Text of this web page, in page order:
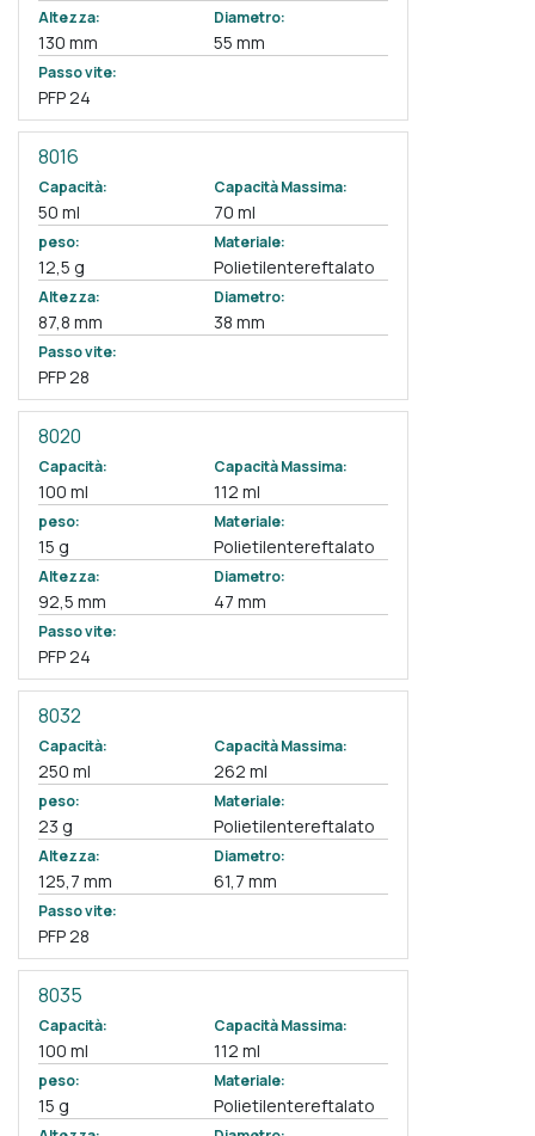
Altezza:
130 mm
Diametro:
55 mm
Passo vite:
PFP 24
8016
Capacità:
50 ml
Capacità Massima:
70 ml
peso:
12,5 g
Materiale:
Polietilentereftalato
Altezza:
87,8 mm
Diametro:
38 mm
Passo vite:
PFP 28
8020
Capacità:
100 ml
Capacità Massima:
112 ml
peso:
15 g
Materiale:
Polietilentereftalato
Altezza:
92,5 mm
Diametro:
47 mm
Passo vite:
PFP 24
8032
Capacità:
250 ml
Capacità Massima:
262 ml
peso:
23 g
Materiale:
Polietilentereftalato
Altezza:
125,7 mm
Diametro:
61,7 mm
Passo vite:
PFP 28
8035
Capacità:
100 ml
Capacità Massima:
112 ml
peso:
15 g
Materiale:
Polietilentereftalato